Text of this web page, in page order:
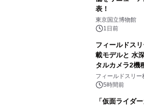
表！
東京国立博物館
1日前
フィールドス
載モデルと 水
タルカメラ2
約1300万画素
ジ新登場
フィールドスリー
5時間前
「仮面ライダ